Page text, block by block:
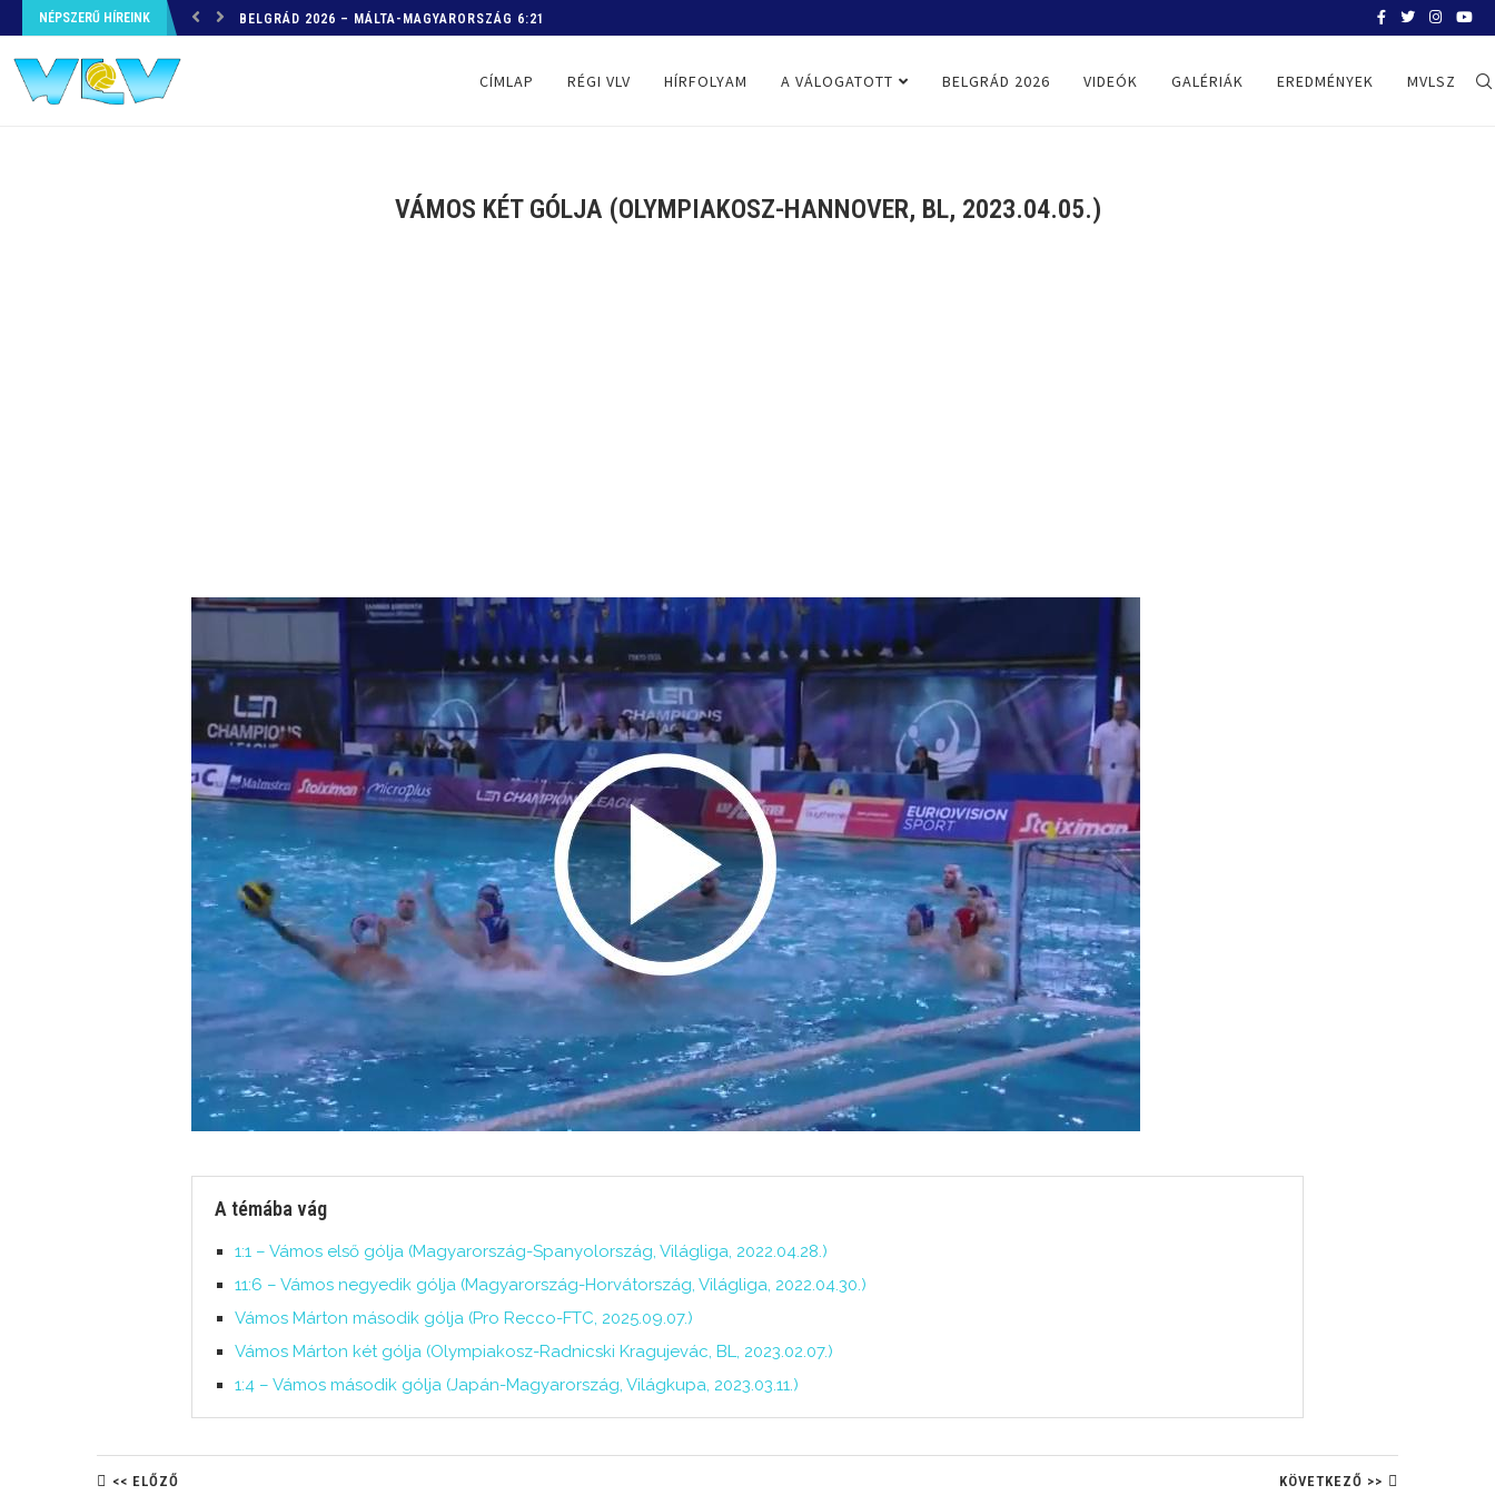
NÉPSZERŰ HÍREINK
CÍMLAP RÉGI VLV HÍRFOLYAM A VÁLOGATOTT BELGRÁD 2026 VIDEÓK GALÉRIÁK EREDMÉNYEK MVLSZ
VÁMOS KÉT GÓLJA (OLYMPIAKOSZ-HANNOVER, BL, 2023.04.05.)
A témába vág
1:1 – Vámos első gólja (Magyarország-Spanyolország, Világliga, 2022.04.28.)
11:6 – Vámos negyedik gólja (Magyarország-Horvátország, Világliga, 2022.04.30.)
Vámos Márton második gólja (Pro Recco-FTC, 2025.09.07.)
Vámos Márton két gólja (Olympiakosz-Radnicski Kragujevác, BL, 2023.02.07.)
1:4 – Vámos második gólja (Japán-Magyarország, Világkupa, 2023.03.11.)
<< ELŐZŐ KÖVETKEZŐ >>